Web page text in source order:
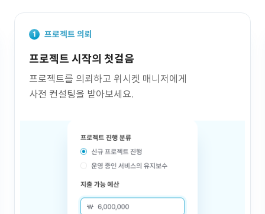
프로젝트 의뢰
프로젝트 시작의 첫걸음
프로젝트를 의뢰하고 위시켓 매니저에게
사전 컨설팅을 받아보세요.